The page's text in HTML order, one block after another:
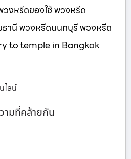
งหรีดของใช้ พวงหรีด
านี พวงหรีดนนทบุรี พวงหรีด
to temple in Bangkok
ไลน์
ามที่คล้ายกัน